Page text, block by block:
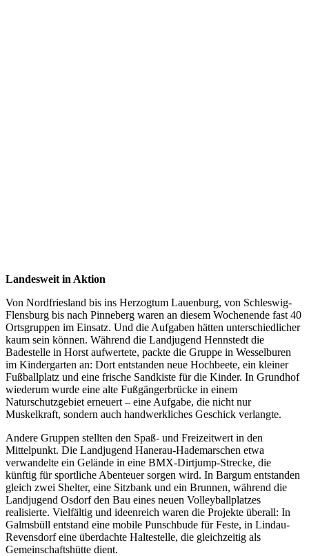
Landesweit in Aktion
Von Nordfriesland bis ins Herzogtum Lauenburg, von Schleswig-
Flensburg bis nach Pinneberg waren an diesem Wochenende fast 40
Ortsgruppen im Einsatz. Und die Aufgaben hätten unterschiedlicher
kaum sein können. Während die Landjugend Hennstedt die
Badestelle in Horst aufwertete, packte die Gruppe in Wesselburen
im Kindergarten an: Dort entstanden neue Hochbeete, ein kleiner
Fußballplatz und eine frische Sandkiste für die Kinder. In Grundhof
wiederum wurde eine alte Fußgängerbrücke in einem
Naturschutzgebiet erneuert – eine Aufgabe, die nicht nur
Muskelkraft, sondern auch handwerkliches Geschick verlangte.
Andere Gruppen stellten den Spaß- und Freizeitwert in den
Mittelpunkt. Die Landjugend Hanerau-Hademarschen etwa
verwandelte ein Gelände in eine BMX-Dirtjump-Strecke, die
künftig für sportliche Abenteuer sorgen wird. In Bargum entstanden
gleich zwei Shelter, eine Sitzbank und ein Brunnen, während die
Landjugend Osdorf den Bau eines neuen Volleyballplatzes
realisierte. Vielfältig und ideenreich waren die Projekte überall: In
Galmsbüll entstand eine mobile Punschbude für Feste, in Lindau-
Revensdorf eine überdachte Haltestelle, die gleichzeitig als
Gemeinschaftshütte dient.